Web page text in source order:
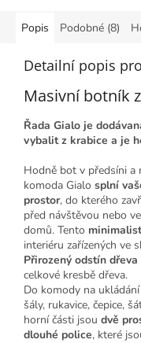
Popis Podobné (8)
Detailní popis
Masivní botník
Řada Gialo je
vybalit z krabice a je
Hodně bot v předsíni a
komoda Gialo splní
prostor, do kterého
před návštěvou nebo
domů. Tento
interiéru zařízených ve
Přirozený odstín dřeva
celkové kresbě dřeva.
Do komody na
šály, rukavice, čepice,
horní části jsou dvě
dlouhé police, které